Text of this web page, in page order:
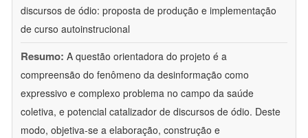
discursos de ódio: proposta de produção e implementação
de curso autoinstrucional
Resumo: A questão orientadora do projeto é a
compreensão do fenômeno da desinformação como
expressivo e complexo problema no campo da saúde
coletiva, e potencial catalizador de discursos de ódio. Deste
modo, objetiva-se a elaboração, construção e